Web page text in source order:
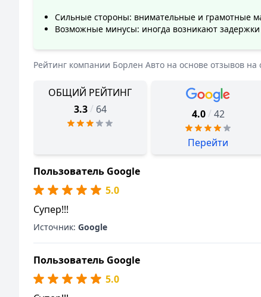
Сильные стороны: внимательные и грамотные
Возможные минусы: иногда возникают
Рейтинг компании Борлен Авто на основе отзывов
ОБЩИЙ РЕЙТИНГ
3.3 / 64 4.0 / 42
Перейти
Пользователь Google
5.0
Супер!!!
Источник: Google
Пользователь Google
5.0